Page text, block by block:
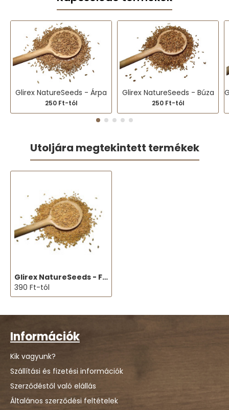
Glirex NatureSeeds - Árpa
250 Ft-tól
Glirex NatureSeeds - Búza
250 Ft-tól
Utoljára megtekintett termékek
Glirex NatureSeeds - Fehér rizs
390 Ft-tól
Információk
Kik vagyunk?
Szállítási és fizetési információk
Szerződéstől való elállás
Általános szerződési feltételek